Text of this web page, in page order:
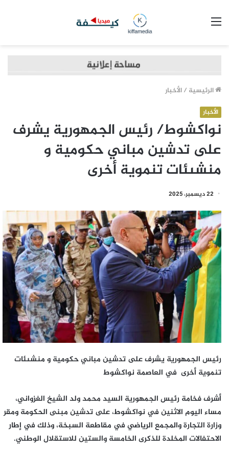
الرئيسية /الأخبار
الأخبار
نواكشوط/ رئيس الجمهورية يشرف
على تدشين مباني حكومية و
منشىئات تنموية أخرى
22 ديسمبر، 2025
رئيس الجمهورية يشرف على تدشين مباني حكومية و منشىئات
تنموية أخرى في العاصمة نواكشوط
أشرف فخامة رئيس الجمهورية السيد محمد ولد الشيخ الغزواني،
مساء اليوم الاثنين في نواكشوط، على تدشين مبنى الحكومة ومقر
وزارة التجارة والمجمع الرياضي في مقاطعة السبخة، وذلك في إطار
الاحتفالات المخلدة للذكرى الخامسة والستين للاستقلال الوطني.